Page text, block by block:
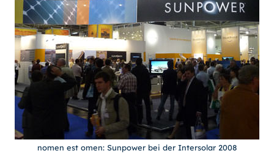
nomen est omen: Sunpower bei der Intersolar 2008